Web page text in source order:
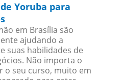
Yoruba para
em Brasília são
ajudando a
suas habilidades de
Não importa o
o seu curso, muito em